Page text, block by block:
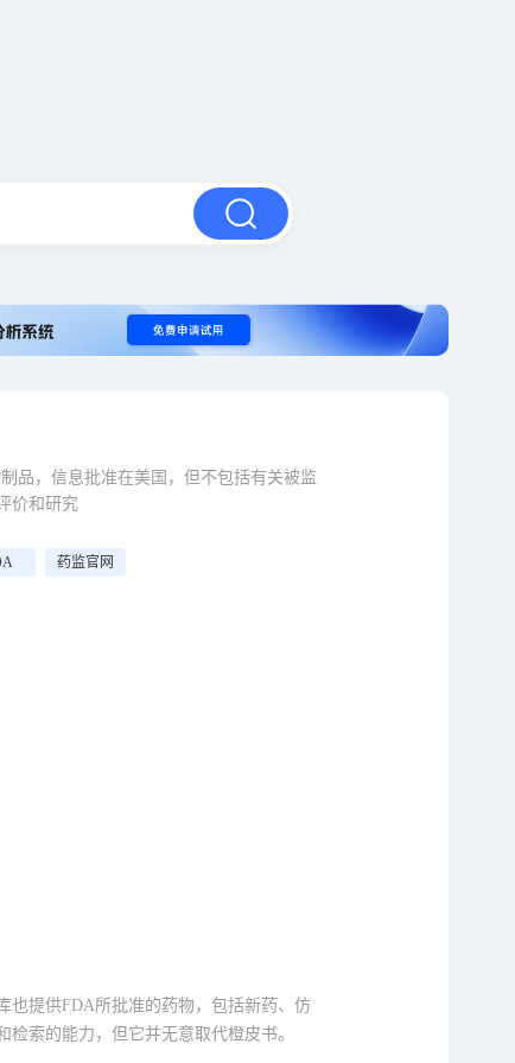
品，信息批准在美国，但不包括有关被监
价和研究
药监官网
也提供FDA所批准的药物，包括新药、仿
索的能力，但它并无意取代橙皮书。